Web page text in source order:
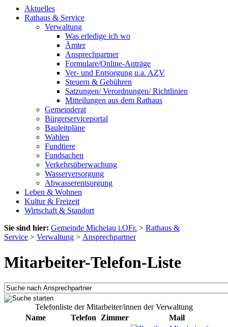
Aktuelles
Rathaus & Service
Verwaltung
Was erledige ich wo
Ämter
Ansprechpartner
Formulare/Online-Anträge
Ver- und Entsorgung u.a. AZV
Steuern & Gebühren
Satzungen/ Verordnungen/ Richtlinien
Mitteilungen aus dem Rathaus
Gemeinderat
Bürgerserviceportal
Bauleitpläne
Wahlen
Fundtiere
Fundsachen
Verkehrsüberwachung
Wasserversorgung
Abwasserentsorgung
Leben & Wohnen
Kultur & Freizeit
Wirtschaft & Standort
Sie sind hier: Gemeinde Michelau i.OFr. > Rathaus &
Service > Verwaltung > Ansprechpartner
Mitarbeiter-Telefon-Liste
Telefonliste der Mitarbeiter/innen der Verwaltung
Name
Telefon Zimmer Mail